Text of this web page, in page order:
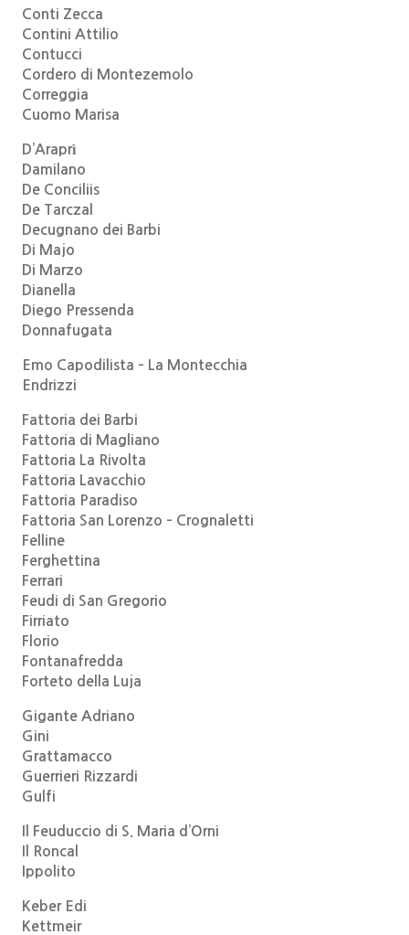
Conti Zecca
Contini Attilio
Contucci
Cordero di Montezemolo
Correggia
Cuomo Marisa
D’Araprì
Damilano
De Conciliis
De Tarczal
Decugnano dei Barbi
Di Majo
Di Marzo
Dianella
Diego Pressenda
Donnafugata
Emo Capodilista – La Montecchia
Endrizzi
Fattoria dei Barbi
Fattoria di Magliano
Fattoria La Rivolta
Fattoria Lavacchio
Fattoria Paradiso
Fattoria San Lorenzo – Crognaletti
Felline
Ferghettina
Ferrari
Feudi di San Gregorio
Firriato
Florio
Fontanafredda
Forteto della Luja
Gigante Adriano
Gini
Grattamacco
Guerrieri Rizzardi
Gulfi
Il Feuduccio di S. Maria d’Orni
Il Roncal
Ippolito
Keber Edi
Kettmeir